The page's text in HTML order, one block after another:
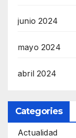
junio 2024
mayo 2024
abril 2024
Categories
Actualidad